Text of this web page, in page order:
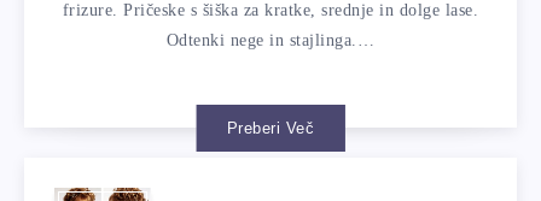
frizure. Pričeske s šiška za kratke, srednje in dolge lase.
Odtenki nege in stajlinga.…
Preberi Več